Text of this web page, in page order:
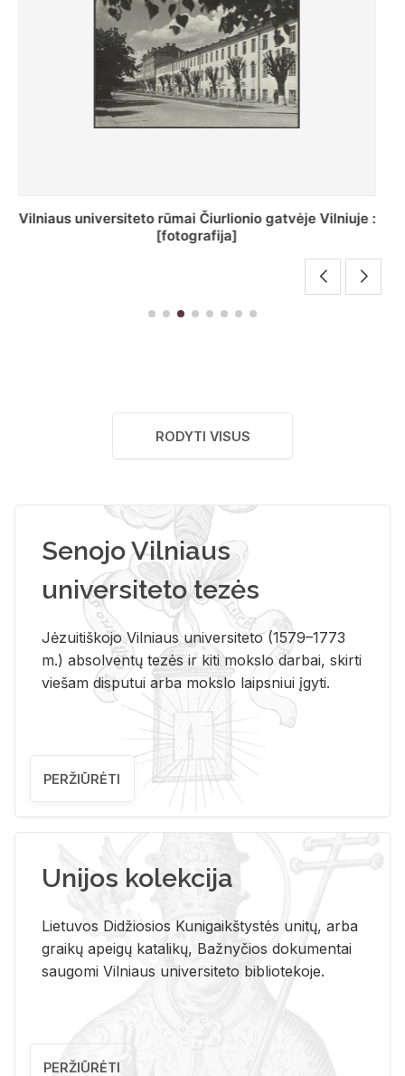
St. Batoro universiteto J. Pilsudskio kolegija :
[fotografija]
RODYTI VISUS
Senojo Vilniaus
universiteto tezės
Jėzuitiškojo Vilniaus universiteto (1579–1773
m.) absolventų tezės ir kiti mokslo darbai, skirti
viešam disputui arba mokslo laipsniui įgyti.
PERŽIŪRĖTI
Unijos kolekcija
Lietuvos Didžiosios Kunigaikštystės unitų, arba
graikų apeigų katalikų, Bažnyčios dokumentai
saugomi Vilniaus universiteto bibliotekoje.
PERŽIŪRĖTI